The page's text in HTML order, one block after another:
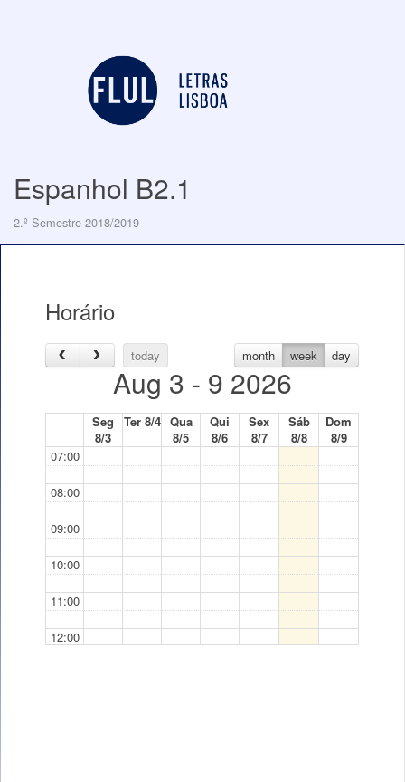
Espanhol B2.1
2.º Semestre 2018/2019
Horário
today month week day
Aug 3 - 9 2026
Seg
8/3
Ter 8/4 Qua
8/5
Qui
8/6
Sex
8/7
Sáb
8/8
Dom
8/9
07:00
08:00
09:00
10:00
11:00
12:00